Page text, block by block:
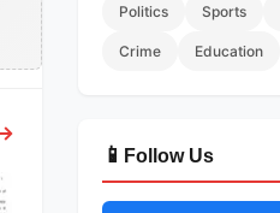
Politics Sports
Crime Education
📱 Follow Us